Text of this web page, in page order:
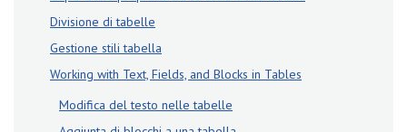
Divisione di tabelle
Gestione stili tabella
Working with Text, Fields, and Blocks in Tables
Modifica del testo nelle tabelle